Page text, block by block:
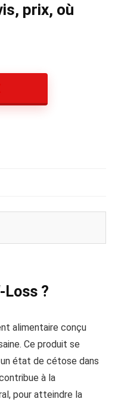
prix, où
Loss ?
alimentaire conçu
Ce produit se
état de cétose dans
à la
pour atteindre la